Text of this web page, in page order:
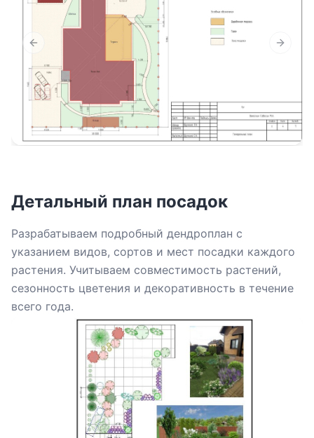
Previous slide Next
Детальный план посадок
Разрабатываем подробный дендроплан с
указанием видов, сортов и мест посадки каждого
растения. Учитываем совместимость растений,
сезонность цветения и декоративность в течение
всего года.